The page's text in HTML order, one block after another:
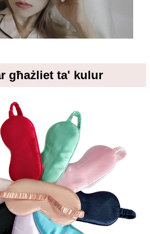
għażliet ta' kulur